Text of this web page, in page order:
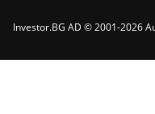
Investor.BG AD © 2001-2026